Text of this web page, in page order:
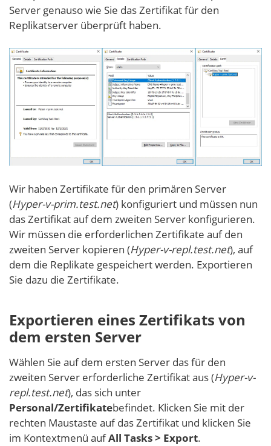
Server genauso wie Sie das Zertifikat für den
Replikatserver überprüft haben.
Wir haben Zertifikate für den primären Server
(Hyper-v-prim.test.net) konfiguriert und müssen nun
das Zertifikat auf dem zweiten Server konfigurieren.
Wir müssen die erforderlichen Zertifikate auf den
zweiten Server kopieren (Hyper-v-repl.test.net), auf
dem die Replikate gespeichert werden. Exportieren
Sie dazu die Zertifikate.
Exportieren eines Zertifikats von
dem ersten Server
Wählen Sie auf dem ersten Server das für den
zweiten Server erforderliche Zertifikat aus (Hyper-v-
repl.test.net), das sich unter
Personal/Zertifikatebefindet. Klicken Sie mit der
rechten Maustaste auf das Zertifikat und klicken Sie
im Kontextmenü aufAll Tasks > Export.